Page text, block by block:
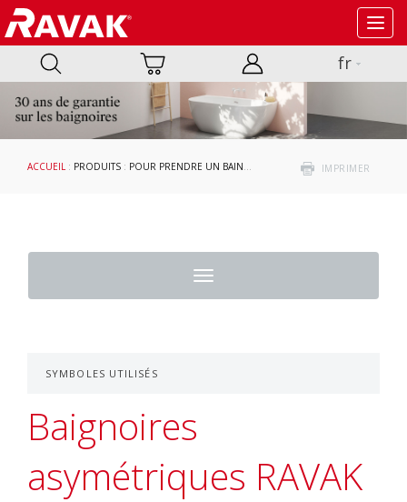
fr
IMPRIMER
ACCUEIL : PRODUITS : POUR PRENDRE UN BAIN BAIGNOIRES: BAIGNOIRES
Toggle
navigation
SYMBOLES UTILISÉS
Baignoires
asymétriques RAVAK